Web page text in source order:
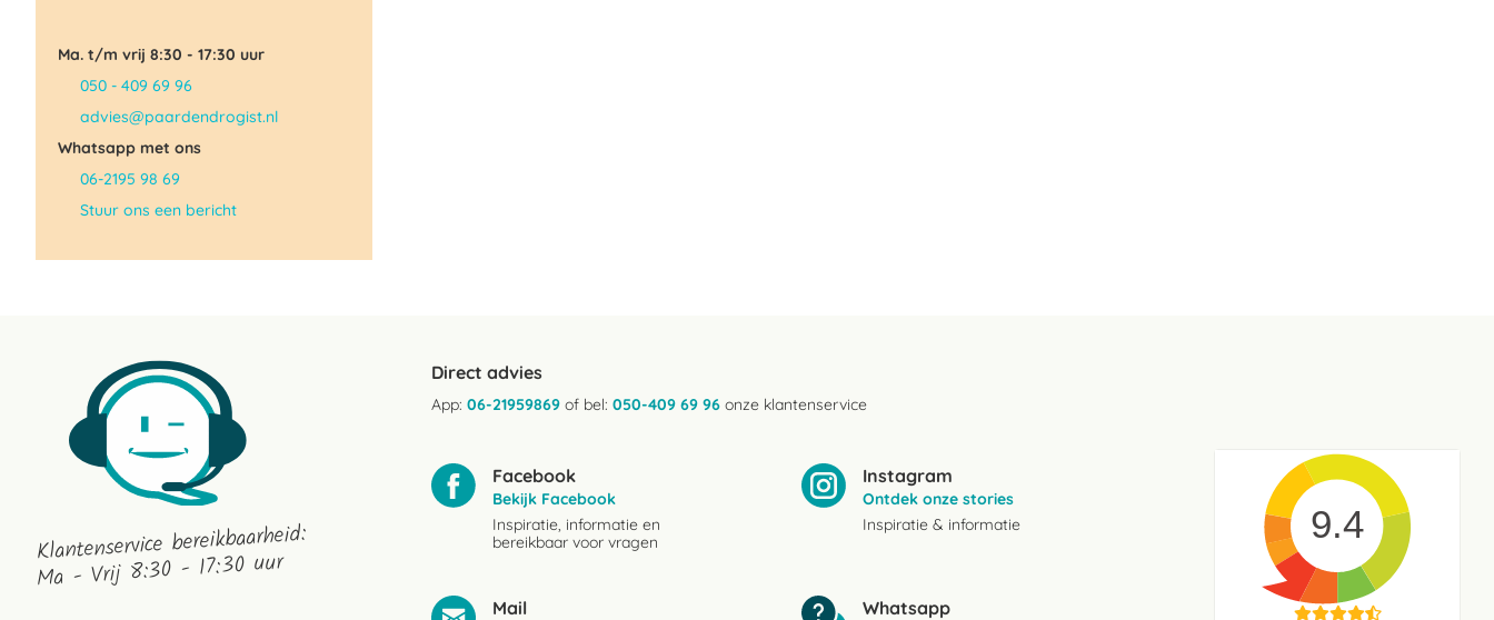
Ma. t/m vrij 8:30 - 17:30 uur
050 - 409 69 96
advies@paardendrogist.nl
Whatsapp met ons
06-2195 98 69
Stuur ons een bericht
Klantenservice bereikbaarheid:
Ma - Vrij 8:30 - 17:30 uur
Direct advies
App: 06-21959869 of bel: 050-409 69 96 onze klantenservice
Facebook
Bekijk Facebook
Inspiratie, informatie en
bereikbaar voor vragen
Instagram
Ontdek onze stories
Inspiratie & informatie
Mail Whatsapp
9.4